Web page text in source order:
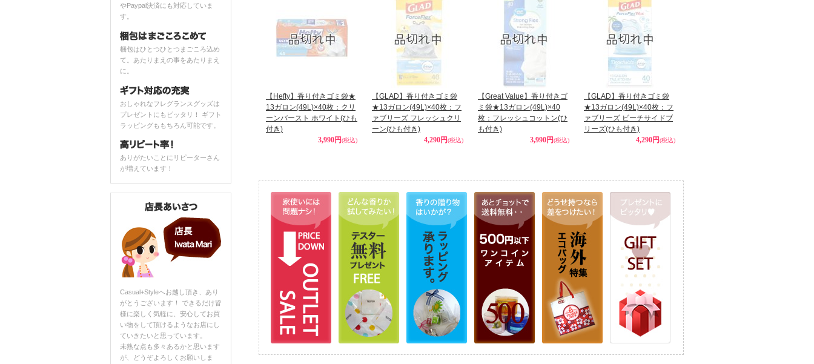
やPaypal決済にも対応していま
す。
梱包はひとつひとつまごころ込め
て。あたりまえの事をあたりまえ
に。
おしゃれなフレグランスグッズは
プレゼントにもピッタリ！ ギフト
ラッピングももちろん可能です。
ありがたいことにリピーターさん
が増えています！
Casual+Styleへお越し頂き、あり
がとうございます！ できるだけ皆
様に楽しく気軽に、安心してお買
い物をして頂けるようなお店にし
ていきたいと思っています。
未熟な点も多々あるかと思います
が、どうぞよろしくお願いしま
【Hefty】香り付きゴミ袋★
13ガロン(49L)×40枚：クリ
ーンバースト ホワイト(ひも
付き)
3,990円(税込)
【GLAD】香り付きゴミ袋
★13ガロン(49L)×40枚：フ
ァブリーズ フレッシュクリ
ーン(ひも付き)
4,290円(税込)
【Great Value】香り付きゴ
ミ袋★13ガロン(49L)×40
枚：フレッシュコットン(ひ
も付き)
3,990円(税込)
【GLAD】香り付きゴミ袋
★13ガロン(49L)×40枚：フ
ァブリーズ ビーチサイドブ
リーズ(ひも付き)
4,290円(税込)